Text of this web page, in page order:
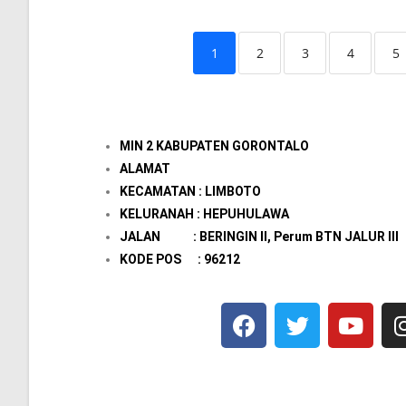
1 2 3 4 5
MIN 2 KABUPATEN GORONTALO
ALAMAT
KECAMATAN : LIMBOTO
KELURANAH : HEPUHULAWA
JALAN : BERINGIN II, Perum BTN JALUR III
KODE POS : 96212